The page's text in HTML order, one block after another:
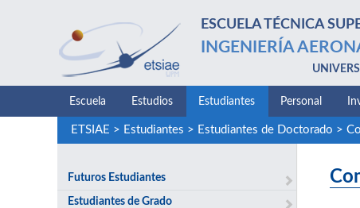
ESCUELA TÉCNICA
INGENIERÍA
Escuela Estudios Estudiantes Personal
ETSIAE > Estudiantes > Estudiantes de Doctorado >
Futuros Estudiantes
Estudiantes de Grado